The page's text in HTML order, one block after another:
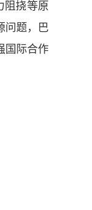
阻挠等原
问题，巴
国际合作